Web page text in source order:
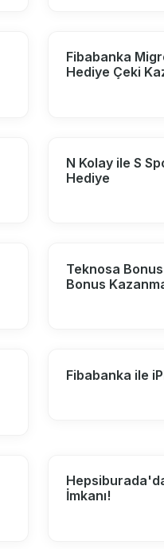
Fibabanka
Hediye Çeki
N Kolay ile S
Hediye
Teknosa
Bonus
Fibabanka ile
İmkanı!